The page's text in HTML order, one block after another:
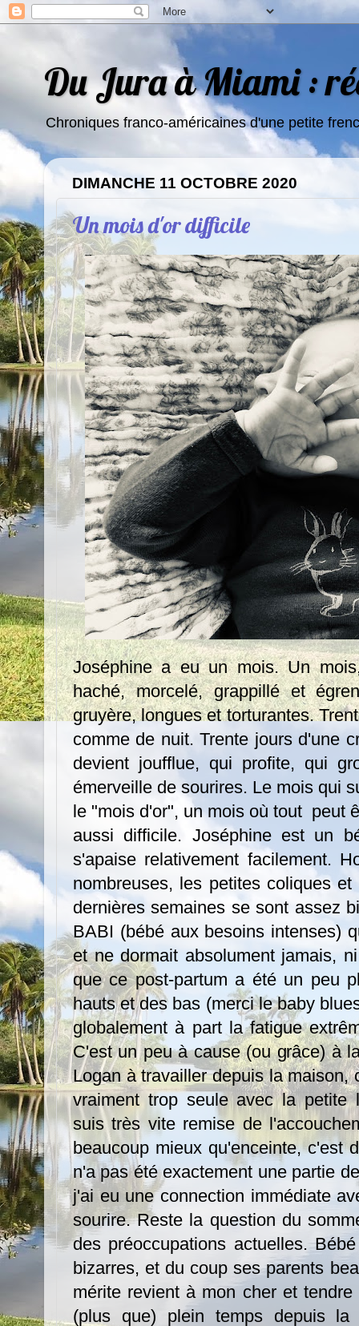
Du Jura à Miami :
Chroniques franco-américaines d'une petite
DIMANCHE 11 OCTOBRE 2020
Un mois d'or difficile
Joséphine a eu un mois. Un
haché, morcelé, grappillé et
gruyère, longues et torturantes.
comme de nuit. Trente jours d'une
devient joufflue, qui profite, qui
émerveille de sourires. Le mois qui
le "mois d'or", un mois où tout peut
aussi difficile. Joséphine est un
s'apaise relativement facilement.
nombreuses, les petites coliques
dernières semaines se sont assez
BABI (bébé aux besoins intenses)
et ne dormait absolument jamais,
que ce post-partum a été un peu
hauts et des bas (merci le baby
globalement à part la fatigue
C'est un peu à cause (ou grâce) à
Logan à travailler depuis la
vraiment trop seule avec la petite
suis très vite remise de
beaucoup mieux qu'enceinte, c'est
n'a pas été exactement une partie
j'ai eu une connection immédiate
sourire. Reste la question du
des préoccupations actuelles.
bizarres, et du coup ses parents
mérite revient à mon cher et
(plus que) plein temps depuis la